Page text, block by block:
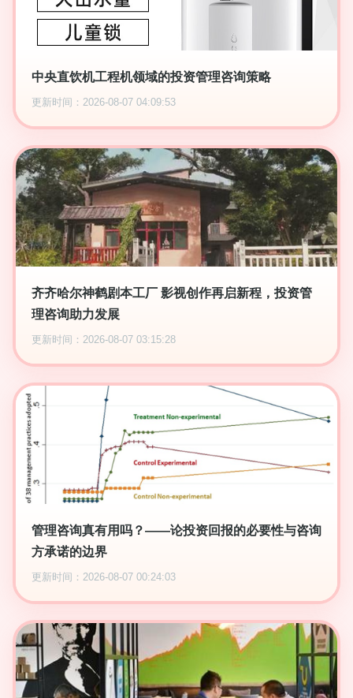
中央直饮机工程机领域的投资管理咨询策略
更新时间：2026-08-07 04:09:53
齐齐哈尔神鹤剧本工厂 影视创作再启新程，投资管
理咨询助力发展
更新时间：2026-08-07 03:15:28
管理咨询真有用吗？——论投资回报的必要性与咨询
方承诺的边界
更新时间：2026-08-07 00:24:03